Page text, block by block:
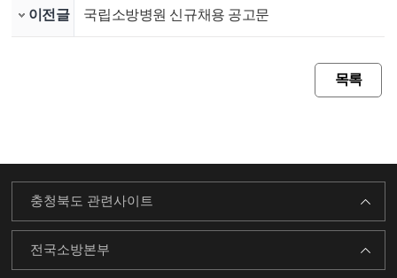
이전글 국립소방병원 신규채용 공고문
목록
충청북도 관련사이트
전국소방본부